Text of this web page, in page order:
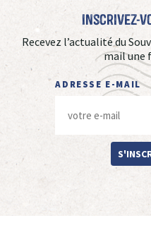
Inscrivez-
Recevez l’actualité du
mail une
ADRESSE E-MAIL